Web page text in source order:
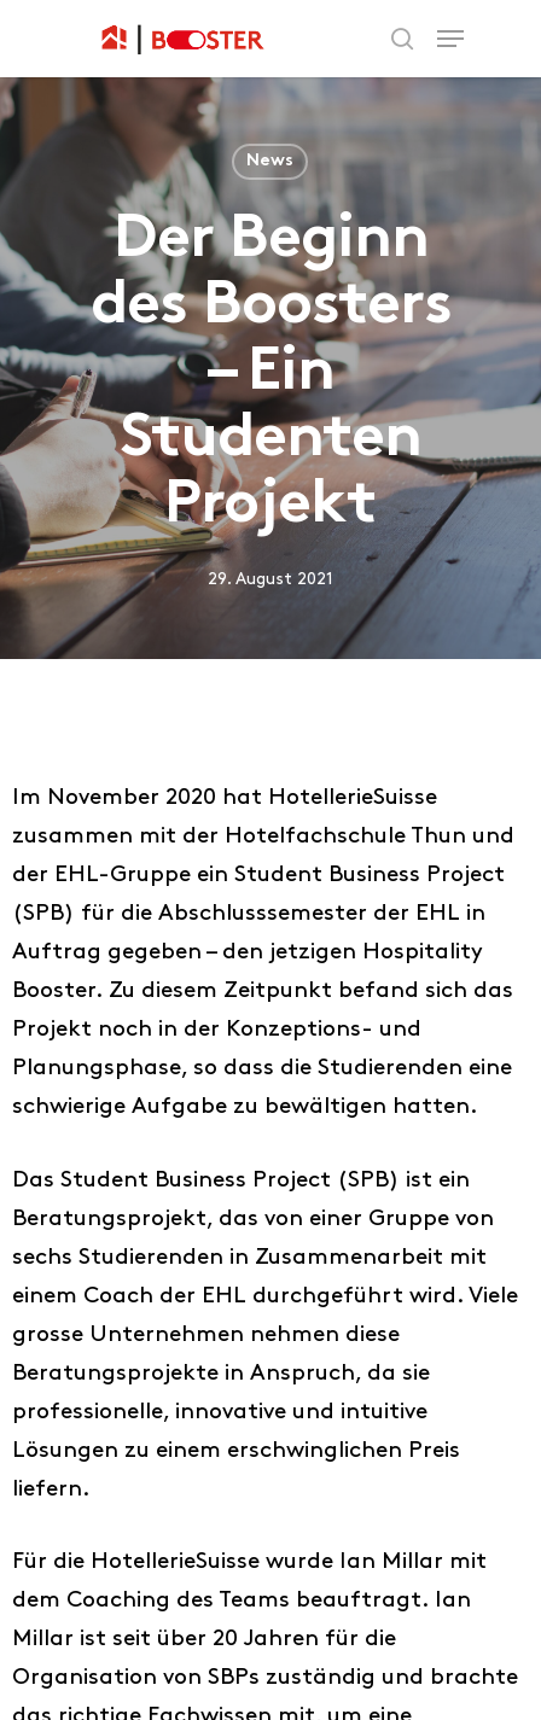
News
Der Beginn
des Boosters
– Ein
Studenten
Projekt
29. August 2021
Im November 2020 hat HotellerieSuisse
zusammen mit der Hotelfachschule Thun und
der EHL-Gruppe ein Student Business Project
(SPB) für die Abschlusssemester der EHL in
Auftrag gegeben – den jetzigen Hospitality
Booster. Zu diesem Zeitpunkt befand sich das
Projekt noch in der Konzeptions- und
Planungsphase, so dass die Studierenden eine
schwierige Aufgabe zu bewältigen hatten.
Das Student Business Project (SPB) ist ein
Beratungsprojekt, das von einer Gruppe von
sechs Studierenden in Zusammenarbeit mit
einem Coach der EHL durchgeführt wird. Viele
grosse Unternehmen nehmen diese
Beratungsprojekte in Anspruch, da sie
professionelle, innovative und intuitive
Lösungen zu einem erschwinglichen Preis
liefern.
Für die HotellerieSuisse wurde Ian Millar mit
dem Coaching des Teams beauftragt. Ian
Millar ist seit über 20 Jahren für die
Organisation von SBPs zuständig und brachte